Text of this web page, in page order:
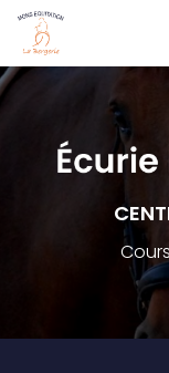
Aller
contenu
principal